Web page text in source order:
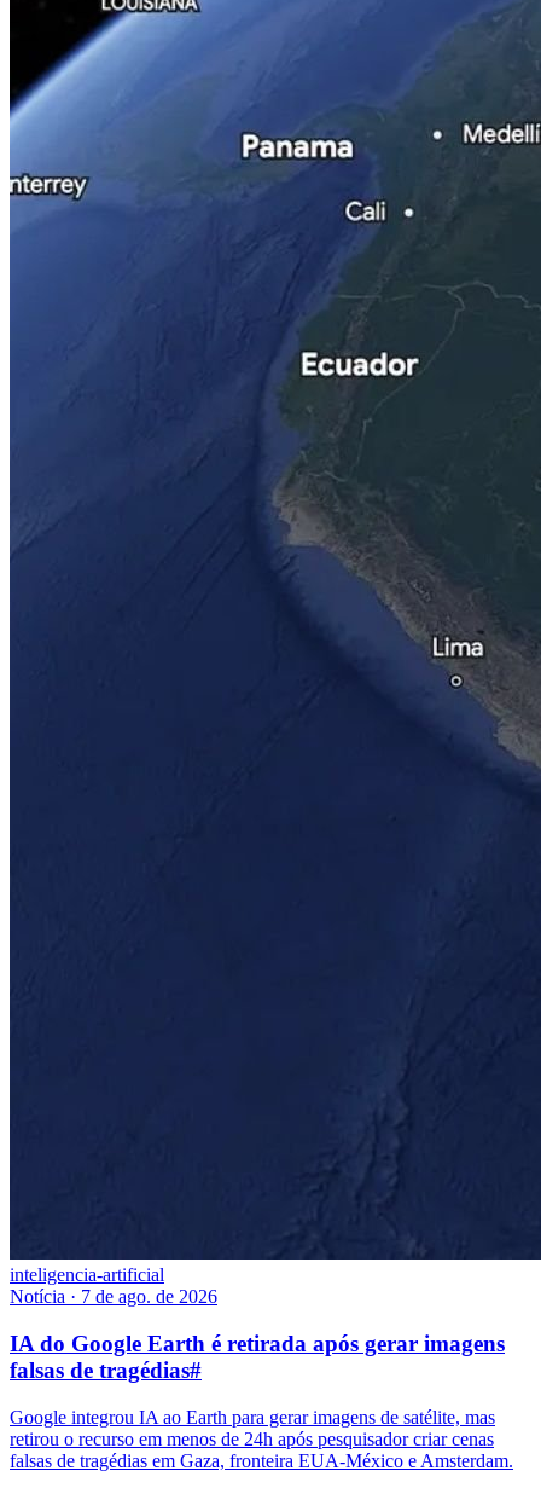
inteligencia-artificial
Notícia · 7 de ago. de 2026
IA do Google Earth é retirada após gerar imagens
falsas de tragédias#
Google integrou IA ao Earth para gerar imagens de satélite, mas
retirou o recurso em menos de 24h após pesquisador criar cenas
falsas de tragédias em Gaza, fronteira EUA-México e Amsterdam.